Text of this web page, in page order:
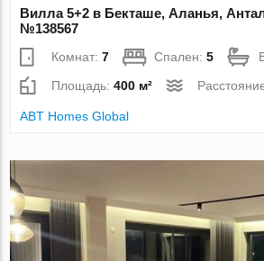
Вилла 5+2 в Бекташе, Аланья,
№138567
Комнат:7 Спален:5
Площадь:400 м²
ABT Homes Global